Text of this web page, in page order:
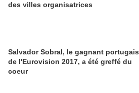
des villes organisatrices
Salvador Sobral, le gagnant portugais
de l'Eurovision 2017, a été greffé du
coeur